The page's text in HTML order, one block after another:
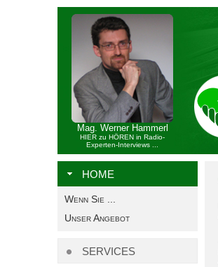
Mag. Werner Hammerl
HIER zu HÖREN in Radio-
Experten-Interviews ...
HOME
Wenn Sie ...
Unser Angebot
SERVICES